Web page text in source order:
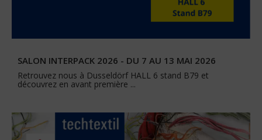
SALON INTERPACK 2026 - DU 7 AU 13 MAI 2026
Retrouvez nous à Dusseldörf HALL 6 stand B79 et
découvrez en avant première ...